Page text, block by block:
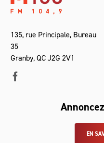
135, rue Principale, Bureau
35
Granby, QC J2G 2V1
Annoncez
EN